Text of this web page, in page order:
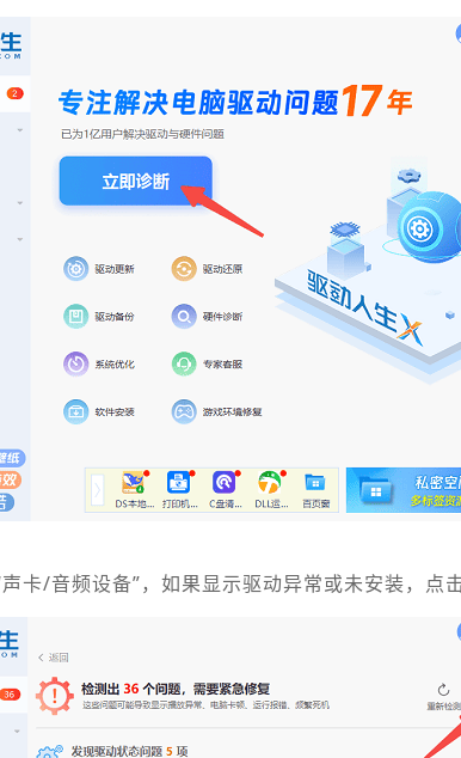
卡/音频设备”，如果显示驱动异常或未安装，点击